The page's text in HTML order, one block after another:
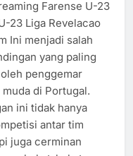
Farense U-23
23 Liga Revelacao
Ini menjadi salah
yang paling
penggemar
di Portugal.
ini tidak hanya
antar tim
juga cerminan